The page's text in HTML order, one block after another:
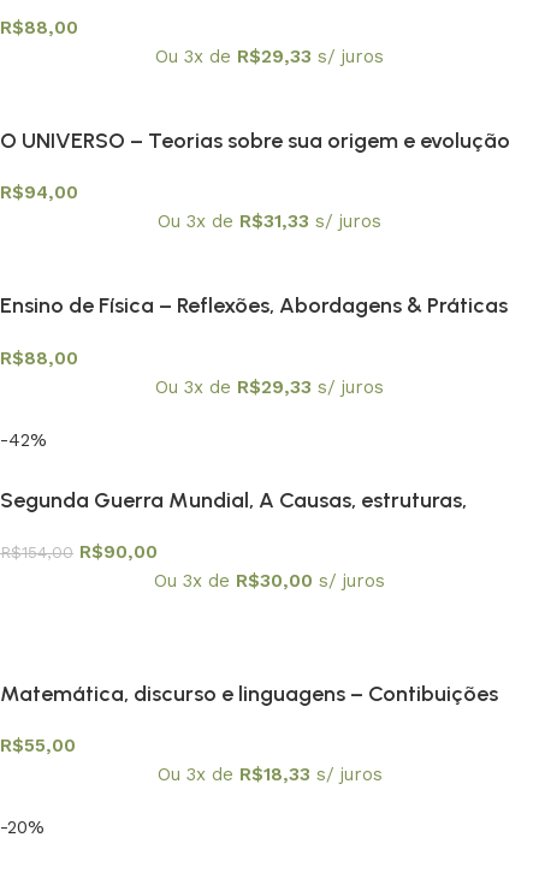
R$88,00
Ou 3x de R$29,33 s/ juros
O UNIVERSO – Teorias sobre sua origem e evolução
R$94,00
Ou 3x de R$31,33 s/ juros
Ensino de Física – Reflexões, Abordagens & Práticas
R$88,00
Ou 3x de R$29,33 s/ juros
-42%
Segunda Guerra Mundial, A Causas, estruturas,
R$154,00 R$90,00
Ou 3x de R$30,00 s/ juros
Matemática, discurso e linguagens – Contibuições
R$55,00
Ou 3x de R$18,33 s/ juros
-20%